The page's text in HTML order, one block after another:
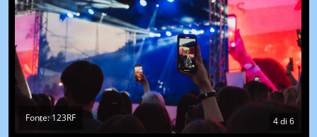
4di 6
Fonte: 123RF